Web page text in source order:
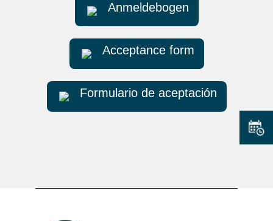
Anmeldebogen
Acceptance form
Formulario de aceptación